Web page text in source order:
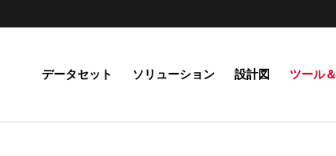
データセット ソリューション 設計図 ツール